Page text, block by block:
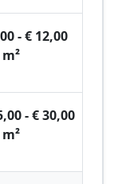
- € 12,00
- € 30,00